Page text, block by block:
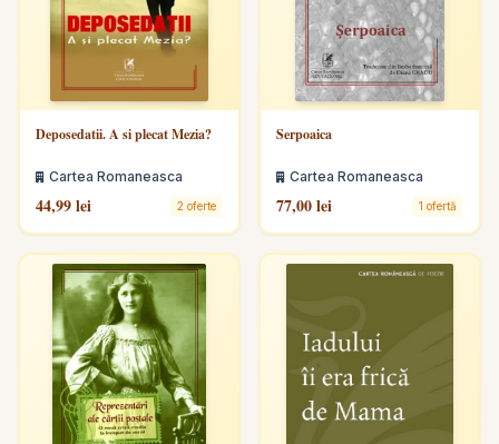
Deposedatii. A si plecat Mezia?
Cartea Romaneasca
44,99 lei 2 oferte
Serpoaica
Cartea Romaneasca
77,00 lei 1 ofertă